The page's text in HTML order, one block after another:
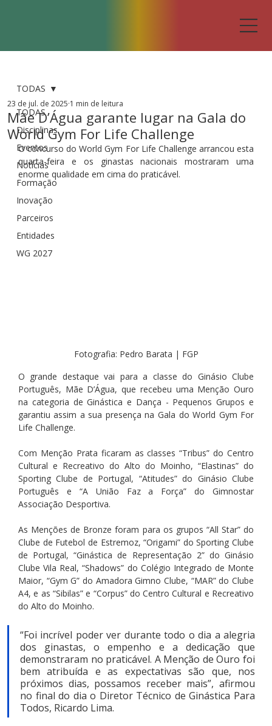
TODAS
Disciplinas
Eventos
Notícias
Formação
Inovação
Parceiros
Entidades
WG 2027
TODAS
Mãe D’Água garante lugar na Gala do
World Gym For Life Challenge
23 de jul. de 2025 1 min de leitura
O concurso do World Gym For Life Challenge arrancou esta
quarta-feira e os ginastas nacionais mostraram uma
enorme qualidade em cima do praticável.
Fotografia: Pedro Barata | FGP
O grande destaque vai para a classe do Ginásio Clube
Português, Mãe D’Água, que recebeu uma Menção Ouro
na categoria de Ginástica e Dança - Pequenos Grupos e
garantiu assim a sua presença na Gala do World Gym For
Life Challenge.
Com Menção Prata ficaram as classes “Tribus” do Centro
Cultural e Recreativo do Alto do Moinho, “Elastinas” do
Sporting Clube de Portugal, “Atitudes” do Ginásio Clube
Português e “A União Faz a Força” do Gimnostar
Associação Desportiva.
As Menções de Bronze foram para os grupos “All Star” do
Clube de Futebol de Estremoz, “Origami” do Sporting Clube
de Portugal, “Ginástica de Representação 2” do Ginásio
Clube Vila Real, “Shadows” do Colégio Integrado de Monte
Maior, “Gym G” do Amadora Gimno Clube, “MAR” do Clube
A4, e as “Sibilas” e “Corpus” do Centro Cultural e Recreativo
do Alto do Moinho.
“Foi incrível poder ver durante todo o dia a alegria
dos ginastas, o empenho e a dedicação que
demonstraram no praticável. A Menção de Ouro foi
bem atribuída e as expectativas são que, nos
próximos dias, possamos receber mais”, afirmou
no final do dia o Diretor Técnico de Ginástica Para
Todos, Ricardo Lima.